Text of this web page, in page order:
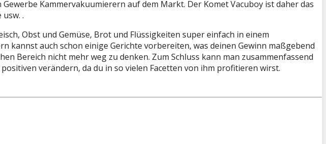
Kammervakuumierern auf dem Markt. Der Komet Vacuboy ist daher das
.
Obst und Gemüse, Brot und Flüssigkeiten super einfach in einem
auch schon einige Gerichte vorbereiten, was deinen Gewinn maßgebend
Bereich nicht mehr weg zu denken. Zum Schluss kann man zusammenfassend
verändern, da du in so vielen Facetten von ihm profitieren wirst.